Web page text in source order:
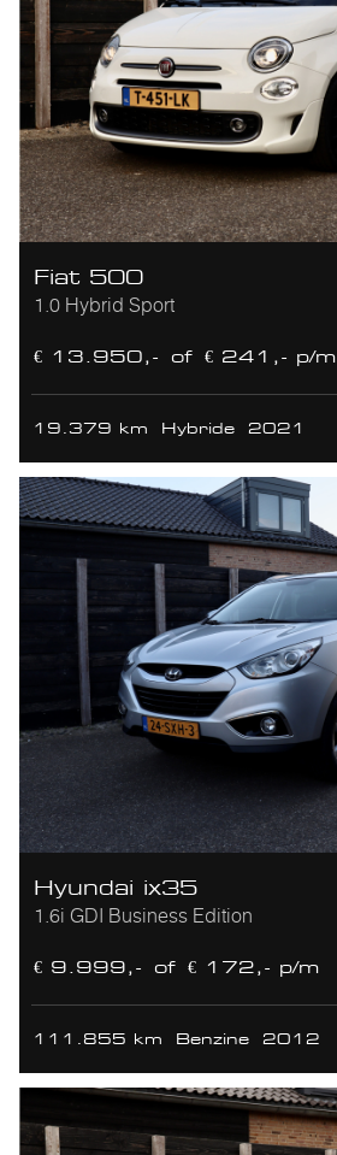
Fiat 500
1.0 Hybrid Sport
€ 13.950,- of € 241,- p/m
19.379 km Hybride 2021
Hyundai ix35
1.6i GDI Business Edition
€ 9.999,- of € 172,- p/m
111.855 km Benzine 2012